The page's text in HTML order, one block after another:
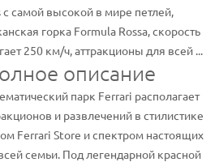
самой высокой в мире петлей,
горка Formula Rossa, скорость
250 км/ч, аттракционы для всей ...
описание
парк Ferrari располагает
и развлечений в стилистике
Ferrari Store и спектром настоящих
семьи. Под легендарной красной